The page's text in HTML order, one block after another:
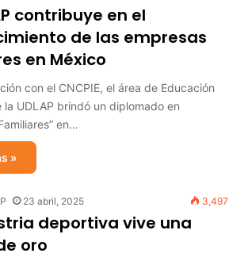
contribuye en el
de las empresas
en México
con el CNCPIE, el área de Educación
la UDLAP brindó un diplomado en
en…
»
23 abril, 2025 3,497
deportiva vive una
oro